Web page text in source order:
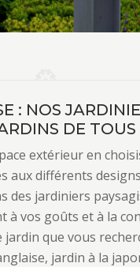
: NOS
DE TOUS
extérieur en
aux différents
des jardiniers
à vos goûts et à la
que vous
jardin à la